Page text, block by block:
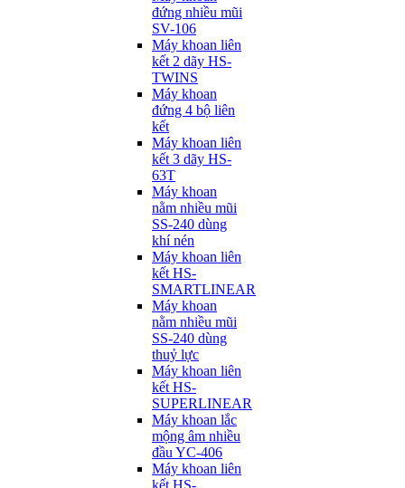
đứng nhiều mũi
SV-106
Máy khoan liên
kết 2 dãy HS-
TWINS
Máy khoan
đứng 4 bộ liên
kết
Máy khoan liên
kết 3 dãy HS-
63T
Máy khoan
nằm nhiều mũi
SS-240 dùng
khí nén
Máy khoan liên
kết HS-
SMARTLINEAR
Máy khoan
nằm nhiều mũi
SS-240 dùng
thuỷ lực
Máy khoan liên
kết HS-
SUPERLINEAR
Máy khoan lắc
mộng âm nhiều
đầu YC-406
Máy khoan liên
kết HS-